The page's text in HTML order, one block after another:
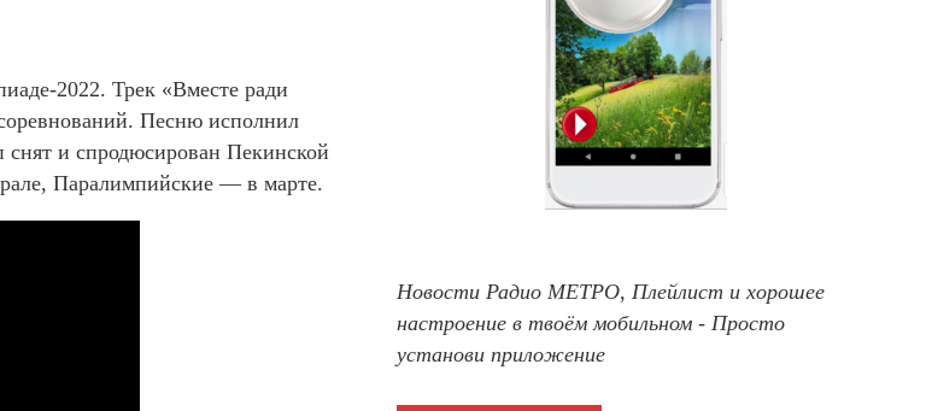
2022. Трек «Вместе ради
Песню исполнил
и спродюсирован Пекинской
Паралимпийские — в марте.
Новости Радио МЕТРО, Плейлист и хорошее
настроение в твоём мобильном - Просто
установи приложение